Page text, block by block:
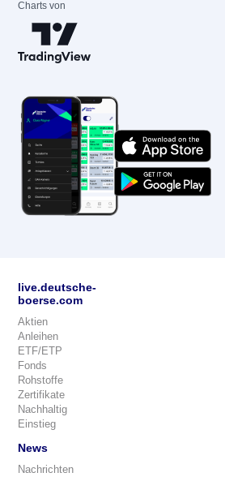
Charts von
live.deutsche-
boerse.com
Aktien
Anleihen
ETF/ETP
Fonds
Rohstoffe
Zertifikate
Nachhaltig
Einstieg
News
Nachrichten